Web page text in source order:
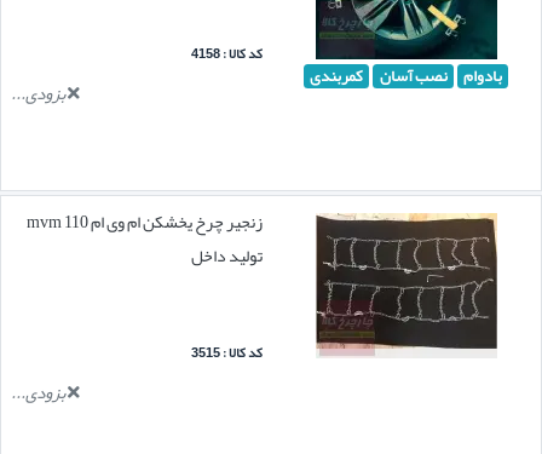
بادوام نصب آسان کمربندی
کد کالا : 4158
بزودی...
زنجیر چرخ یخشکن ام وی ام mvm 110
تولید داخل
کد کالا : 3515
بزودی...